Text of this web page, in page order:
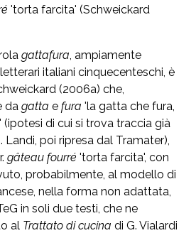
'torta farcita' (Schweickard
gattafura, ampiamente
italiani cinquecenteschi, è
(2006a) che,
da gatta e fura 'la gatta che fura,
di cui si trova traccia già
Landi, poi ripresa dal Tramater),
gâteau fourré 'torta farcita', con
probabilmente, al modello di
nella forma non adattata,
in soli due testi, che ne
al Trattato di cucina di G. Vialardi